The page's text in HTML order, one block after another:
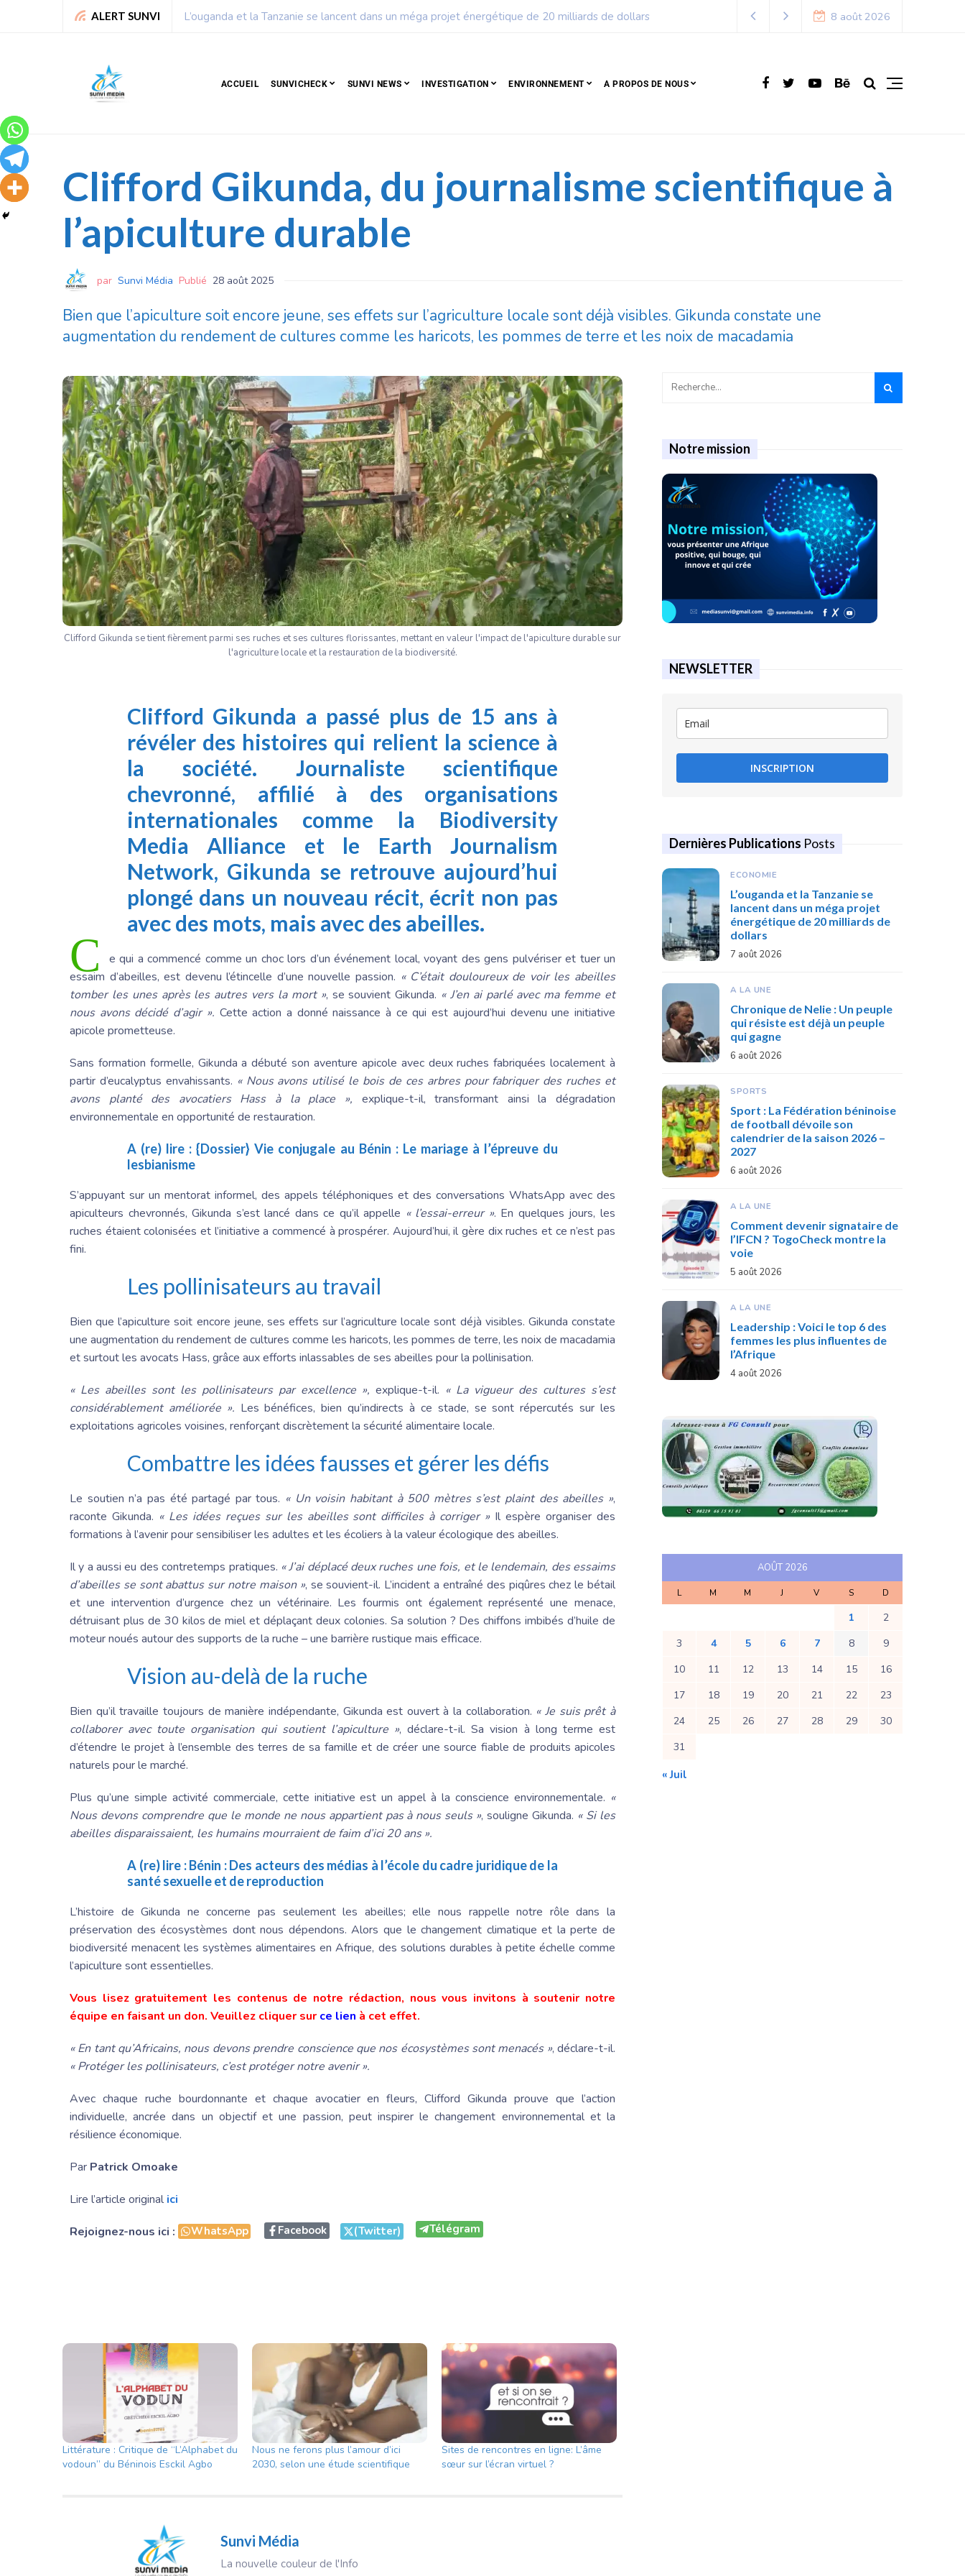
ALERT SUNVI Chronique de Nelie : Un peuple qui résiste est déjà un peuple qui gagne 8 août 2026
ACCUEIL SUNVICHECK SUNVI NEWS INVESTIGATION ENVIRONNEMENT A PROPOS DE NOUS
Clifford Gikunda, du journalisme scientifique à
l’apiculture durable
par Sunvi Média Publié 28 août 2025
Bien que l’apiculture soit encore jeune, ses effets sur l’agriculture locale sont déjà visibles. Gikunda constate une
augmentation du rendement de cultures comme les haricots, les pommes de terre et les noix de macadamia
Clifford Gikunda se tient fièrement parmi ses ruches et ses cultures florissantes, mettant en valeur l'impact de l'apiculture durable sur
l'agriculture locale et la restauration de la biodiversité.
Clifford Gikunda a passé plus de 15 ans à
révéler des histoires qui relient la science à
la société. Journaliste scientifique
chevronné, affilié à des organisations
internationales comme la Biodiversity
Media Alliance et le Earth Journalism
Network, Gikunda se retrouve aujourd’hui
plongé dans un nouveau récit, écrit non pas
avec des mots, mais avec des abeilles.
C
e qui a commencé comme un choc lors d’un événement local, voyant des gens pulvériser et tuer un
essaim d’abeilles, est devenu l’étincelle d’une nouvelle passion. « C’était douloureux de voir les abeilles
tomber les unes après les autres vers la mort », se souvient Gikunda. « J’en ai parlé avec ma femme et
nous avons décidé d’agir ». Cette action a donné naissance à ce qui est aujourd’hui devenu une initiative
apicole prometteuse.
Sans formation formelle, Gikunda a débuté son aventure apicole avec deux ruches fabriquées localement à
partir d’eucalyptus envahissants. « Nous avons utilisé le bois de ces arbres pour fabriquer des ruches et
avons planté des avocatiers Hass à la place », explique-t-il, transformant ainsi la dégradation
environnementale en opportunité de restauration.
A (re) lire :{Dossier} Vie conjugale au Bénin : Le mariage à l’épreuve du
lesbianisme
S’appuyant sur un mentorat informel, des appels téléphoniques et des conversations WhatsApp avec des
apiculteurs chevronnés, Gikunda s’est lancé dans ce qu’il appelle « l’essai-erreur ». En quelques jours, les
ruches étaient colonisées et l’initiative a commencé à prospérer. Aujourd’hui, il gère dix ruches et ce n’est pas
fini.
Les pollinisateurs au travail
Bien que l’apiculture soit encore jeune, ses effets sur l’agriculture locale sont déjà visibles. Gikunda constate
une augmentation du rendement de cultures comme les haricots, les pommes de terre, les noix de macadamia
et surtout les avocats Hass, grâce aux efforts inlassables de ses abeilles pour la pollinisation.
« Les abeilles sont les pollinisateurs par excellence », explique-t-il. « La vigueur des cultures s’est
considérablement améliorée ». Les bénéfices, bien qu’indirects à ce stade, se sont répercutés sur les
exploitations agricoles voisines, renforçant discrètement la sécurité alimentaire locale.
Combattre les idées fausses et gérer les défis
Le soutien n’a pas été partagé par tous. « Un voisin habitant à 500 mètres s’est plaint des abeilles »,
raconte Gikunda. « Les idées reçues sur les abeilles sont difficiles à corriger » Il espère organiser des
formations à l’avenir pour sensibiliser les adultes et les écoliers à la valeur écologique des abeilles.
Il y a aussi eu des contretemps pratiques. « J’ai déplacé deux ruches une fois, et le lendemain, des essaims
d’abeilles se sont abattus sur notre maison », se souvient-il. L’incident a entraîné des piqûres chez le bétail
et une intervention d’urgence chez un vétérinaire. Les fourmis ont également représenté une menace,
détruisant plus de 30 kilos de miel et déplaçant deux colonies. Sa solution ? Des chiffons imbibés d’huile de
moteur noués autour des supports de la ruche – une barrière rustique mais efficace.
Vision au-delà de la ruche
Bien qu’il travaille toujours de manière indépendante, Gikunda est ouvert à la collaboration. « Je suis prêt à
collaborer avec toute organisation qui soutient l’apiculture », déclare-t-il. Sa vision à long terme est
d’étendre le projet à l’ensemble des terres de sa famille et de créer une source fiable de produits apicoles
naturels pour le marché.
Plus qu’une simple activité commerciale, cette initiative est un appel à la conscience environnementale. «
Nous devons comprendre que le monde ne nous appartient pas à nous seuls », souligne Gikunda. « Si les
abeilles disparaissaient, les humains mourraient de faim d’ici 20 ans ».
A (re) lire :Bénin : Des acteurs des médias à l’école du cadre juridique de la
santé sexuelle et de reproduction
L’histoire de Gikunda ne concerne pas seulement les abeilles; elle nous rappelle notre rôle dans la
préservation des écosystèmes dont nous dépendons. Alors que le changement climatique et la perte de
biodiversité menacent les systèmes alimentaires en Afrique, des solutions durables à petite échelle comme
l’apiculture sont essentielles.
Vous lisez gratuitement les contenus de notre rédaction, nous vous invitons à soutenir notre
équipe en faisant un don. Veuillez cliquer sur ce lien à cet effet.
« En tant qu’Africains, nous devons prendre conscience que nos écosystèmes sont menacés », déclare-t-il.
« Protéger les pollinisateurs, c’est protéger notre avenir ».
Avec chaque ruche bourdonnante et chaque avocatier en fleurs,Clifford Gikunda prouve que l’action
individuelle, ancrée dans un objectif et une passion, peut inspirer le changement environnemental et la
résilience économique.
Par Patrick Omoake
Lire l’article originalici
Rejoignez-nous ici : WhatsApp Facebook (Twitter) Télégram
Littérature : Critique de “L’Alphabet du
vodoun” du Béninois Esckil Agbo
Nous ne ferons plus l’amour d’ici
2030, selon une étude scientifique
Sites de rencontres en ligne: L’âme
sœur sur l’écran virtuel ?
Sunvi Média
La nouvelle couleur de l'Info
Notre mission
NEWSLETTER
INSCRIPTION
Dernières Publications Posts
ECONOMIE
L’ouganda et la Tanzanie se
lancent dans un méga projet
énergétique de 20 milliards de
dollars
7 août 2026
A LA UNE
Chronique de Nelie : Un peuple
qui résiste est déjà un peuple
qui gagne
6 août 2026
SPORTS
Sport : La Fédération béninoise
de football dévoile son
calendrier de la saison 2026 –
2027
6 août 2026
A LA UNE
Comment devenir signataire de
l’IFCN ? TogoCheck montre la
voie
5 août 2026
A LA UNE
Leadership : Voici le top 6 des
femmes les plus influentes de
l’Afrique
4 août 2026
AOÛT 2026
L M M J V S D
1
2
3
4 5 6 7 8
9
10
11 12 13 14 15
16
17
18 19 20 21 22
23
24
25 26 27 28 29
30
31
« Juil